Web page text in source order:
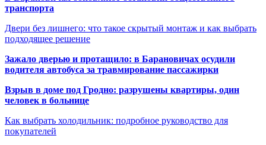
транспорта
Двери без лишнего: что такое скрытый монтаж и как выбрать
подходящее решение
Зажало дверью и протащило: в Барановичах осудили
водителя автобуса за травмирование пассажирки
Взрыв в доме под Гродно: разрушены квартиры, один
человек в больнице
Как выбрать холодильник: подробное руководство для
покупателей